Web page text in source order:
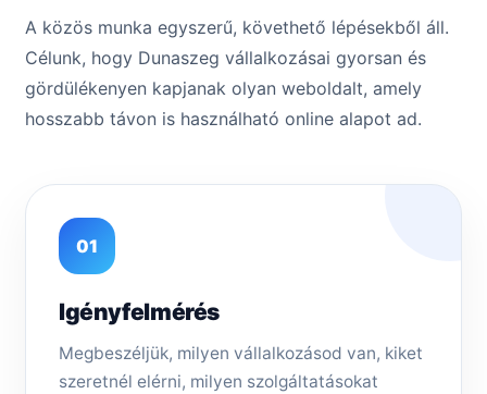
A közös munka egyszerű, követhető lépésekből áll.
Célunk, hogy Dunaszeg vállalkozásai gyorsan és
gördülékenyen kapjanak olyan weboldalt, amely
hosszabb távon is használható online alapot ad.
01
Igényfelmérés
Megbeszéljük, milyen vállalkozásod van, kiket
szeretnél elérni, milyen szolgáltatásokat